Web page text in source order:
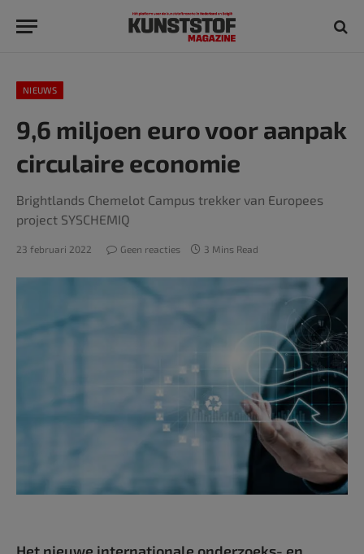
NIEUWS
9,6 miljoen euro voor aanpak
circulaire economie
Brightlands Chemelot Campus trekker van Europees
project SYSCHEMIQ
23 februari 2022 Geen reacties 3 Mins Read